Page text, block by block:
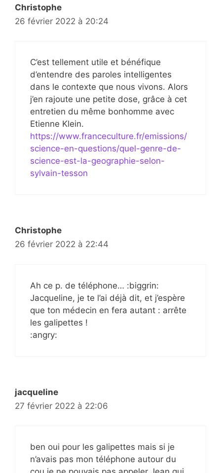
Christophe
26 février 2022 à 20:24
C’est tellement utile et bénéfique
d’entendre des paroles intelligentes
dans le contexte que nous vivons. Alors
j’en rajoute une petite dose, grâce à cet
entretien du même bonhomme avec
Etienne Klein.
https://www.franceculture.fr/emissions/
science-en-questions/quel-genre-de-
science-est-la-geographie-selon-
sylvain-tesson
Christophe
26 février 2022 à 22:44
Ah ce p. de téléphone… :biggrin:
Jacqueline, je te l’ai déjà dit, et j’espère
que ton médecin en fera autant : arrête
les galipettes !
:angry:
jacqueline
27 février 2022 à 22:06
ben oui pour les galipettes mais si je
n’avais pas mon téléphone autour du